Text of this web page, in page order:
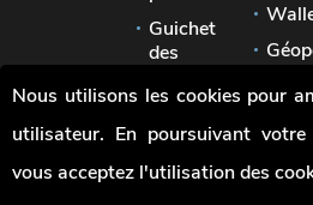
Guichet
des
locaux
Union
des
villes
Jobs
Nous utilisons les cookies pour
utilisateur. En poursuivant
vous acceptez l'utilisation des